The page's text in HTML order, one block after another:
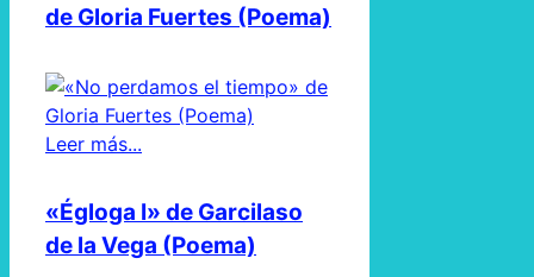
de Gloria Fuertes (Poema)
Leer más...
«Égloga I» de Garcilaso
de la Vega (Poema)